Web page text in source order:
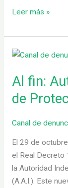
Leer más »
Al fin:
de
Canal de
El 29 de
el Real Decreto
la Autoridad
(A.A.I.). Este
Al
Autoridad
Independiente
de
Protección
Informante